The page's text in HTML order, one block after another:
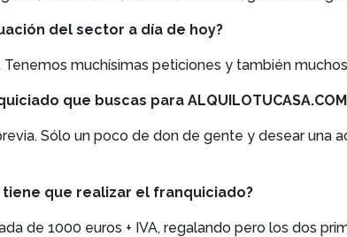
del sector a día de hoy?
muchísimas peticiones y también
que buscas para
Sólo un poco de don de gente y desear una
tiene que realizar el franquiciado?
de 1000 euros + IVA, regalando pero los dos